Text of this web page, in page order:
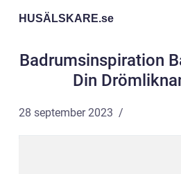
HUSÄLSKARE.se
Badrumsinspiration
Din
28 september 2023